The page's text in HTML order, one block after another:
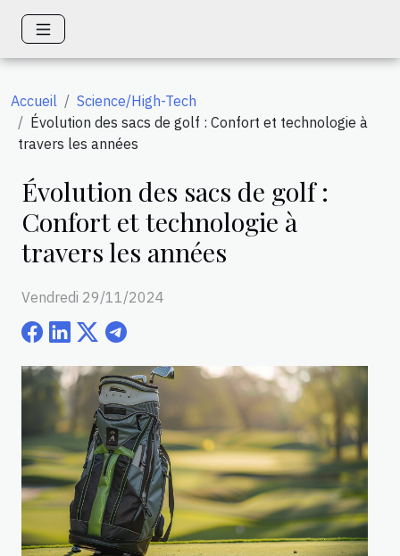
Accueil
Science/High-Tech
Évolution des sacs de golf : Confort et technologie à
travers les années
Évolution des sacs de golf :
Confort et technologie à
travers les années
Vendredi 29/11/2024